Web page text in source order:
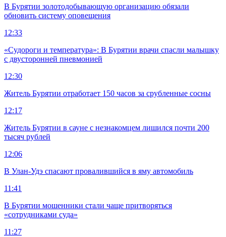
В Бурятии золотодобывающую организацию обязали
обновить систему оповещения
12:33
«Судороги и температура»: В Бурятии врачи спасли малышку
с двусторонней пневмонией
12:30
Житель Бурятии отработает 150 часов за срубленные сосны
12:17
Житель Бурятии в сауне с незнакомцем лишился почти 200
тысяч рублей
12:06
В Улан-Удэ спасают провалившийся в яму автомобиль
11:41
В Бурятии мошенники стали чаще притворяться
«сотрудниками суда»
11:27